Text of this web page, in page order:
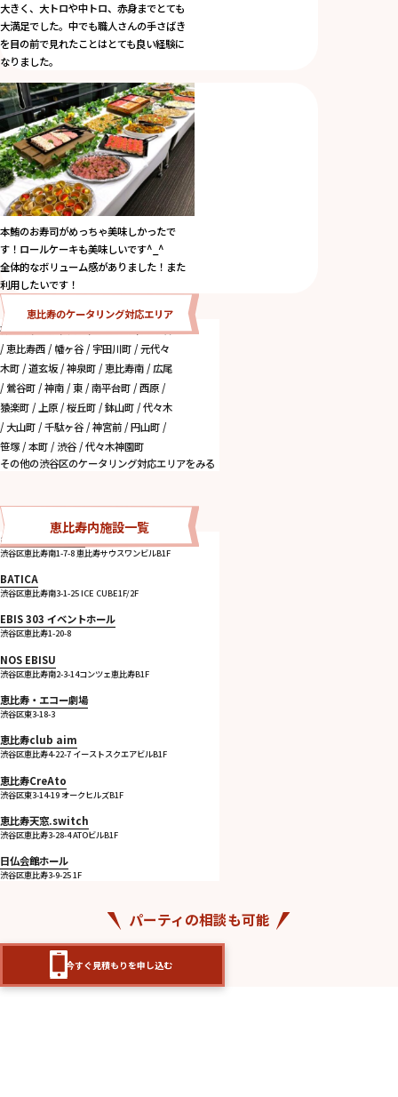
大きく、大トロや中トロ、赤身までとても
大満足でした。中でも職人さんの手さばき
を目の前で見れたことはとても良い経験に
なりました。
本鮪のお寿司がめっちゃ美味しかったで
す！ロールケーキも美味しいです^_^
全体的なボリューム感がありました！また
利用したいです！
恵比寿のケータリング対応エリア
神山町 / 初台 / 松濤 / 代官山町 / 富ヶ谷
/ 恵比寿西 / 幡ヶ谷 / 宇田川町 / 元代々
木町 / 道玄坂 / 神泉町 / 恵比寿南 / 広尾
/ 鶯谷町 / 神南 / 東 / 南平台町 / 西原 /
猿楽町 / 上原 / 桜丘町 / 鉢山町 / 代々木
/ 大山町 / 千駄ヶ谷 / 神宮前 / 円山町 /
笹塚 / 本町 / 渋谷 / 代々木神園町
その他の渋谷区のケータリング対応エリアをみる
恵比寿内施設一覧
art cafe Friends
渋谷区恵比寿南1-7-8 恵比寿サウスワンビルB1F
BATICA
渋谷区恵比寿南3-1-25 ICE CUBE1F/2F
EBIS 303 イベントホール
渋谷区恵比寿1-20-8
NOS EBISU
渋谷区恵比寿南2-3-14コンツェ恵比寿B1F
恵比寿・エコー劇場
渋谷区東3-18-3
恵比寿club aim
渋谷区恵比寿4-22-7 イーストスクエアビルB1F
恵比寿CreAto
渋谷区東3-14-19 オークヒルズB1F
恵比寿天窓.switch
渋谷区恵比寿3-28-4 ATOビルB1F
日仏会館ホール
渋谷区恵比寿3-9-25 1F
パーティの相談も可能
今すぐ見積もりを申し込む